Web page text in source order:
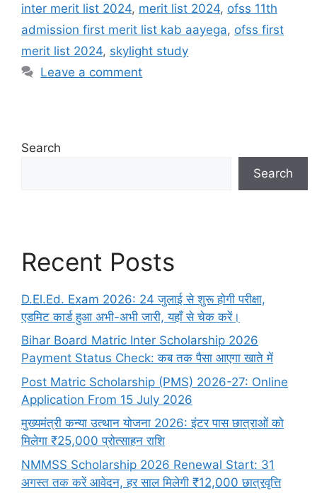
inter merit list 2024, merit list 2024, ofss 11th
admission first merit list kab aayega, ofss first
merit list 2024, skylight study
Leave a comment
Search
Search
Recent Posts
D.El.Ed. Exam 2026: 24 जुलाई से शुरू होगी परीक्षा,
एडमिट कार्ड हुआ अभी-अभी जारी, यहाँ से चेक करें।
Bihar Board Matric Inter Scholarship 2026
Payment Status Check: कब तक पैसा आएगा खाते में
Post Matric Scholarship (PMS) 2026-27: Online
Application From 15 July 2026
मुख्यमंत्री कन्या उत्थान योजना 2026: इंटर पास छात्राओं को
मिलेगा ₹25,000 प्रोत्साहन राशि
NMMSS Scholarship 2026 Renewal Start: 31
अगस्त तक करें आवेदन, हर साल मिलेगी ₹12,000 छात्रवृत्ति